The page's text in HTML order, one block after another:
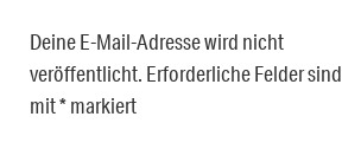
Deine E-Mail-Adresse wird nicht
veröffentlicht. Erforderliche Felder sind
mit*markiert